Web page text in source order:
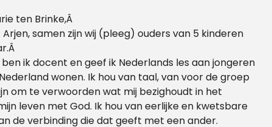
ten Brinke,Â
samen zijn wij (pleeg) ouders van 5 kinderen
ik docent en geef ik Nederlands les aan jongeren
wonen. Ik hou van taal, van voor de groep
om te verwoorden wat mij bezighoudt in het
leven met God. Ik hou van eerlijke en kwetsbare
de verbinding die dat geeft met een ander.